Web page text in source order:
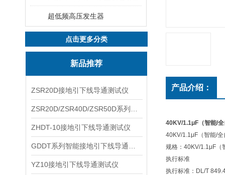
超低频高压发生器
点击更多分类
新品推荐
ZSR20D接地引下线导通测试仪
ZHDT-10接地引下线导通测试仪
YZ10接地引下线导通测试仪
产品介绍：
40KV/1.1μF（智能/
40KV/1.1μF（智能/
规格：40KV/1.1μF（
执行标准
执行标准：DL/T